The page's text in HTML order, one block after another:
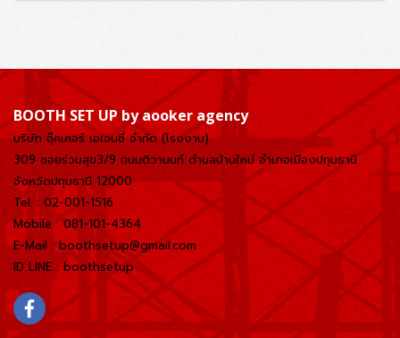
BOOTH SET UP by aooker agency
บริษัท อุ๊คเคอร์ เอเจนซี่ จำกัด (โรงงาน)
309 ซอยร่วมสุข3/9 ถนนติวานนท์ ตำบลบ้านใหม่อำเภอเมืองปทุมธานี
จังหวัดปทุมธานี 12000
Tel. : 02-001-1516
Mobile : 081-101-4364
E-Mail : boothsetup@gmail.com
ID LINE : boothsetup